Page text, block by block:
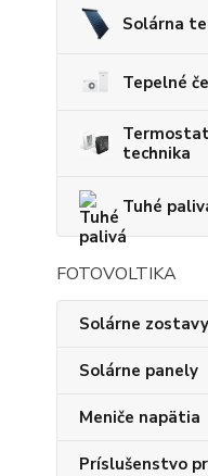
Solárna
Tepelné
technika
Tuhé
FOTOVOLTIKA
Solárne
Solárne panely
Meniče napätia
Príslušenstvo